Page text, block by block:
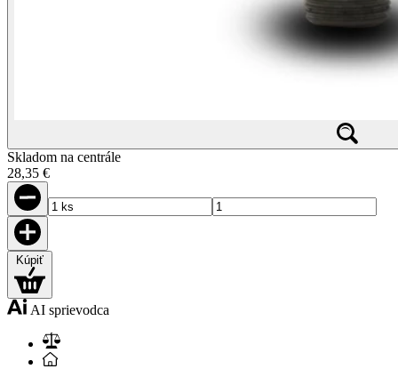
Skladom na centrále
28,35 €
AI sprievodca